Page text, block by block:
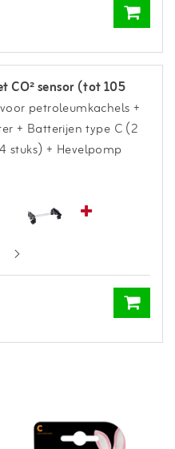
CO² sensor (tot 105
petroleumkachels+
+ Batterijen type C (2
stuks) + Hevelpomp